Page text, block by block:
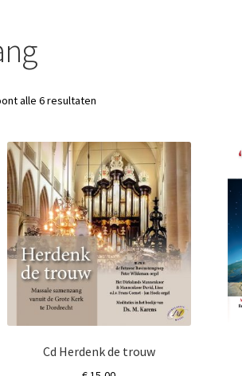
alle 6 resultaten
Cd Herdenk de trouw